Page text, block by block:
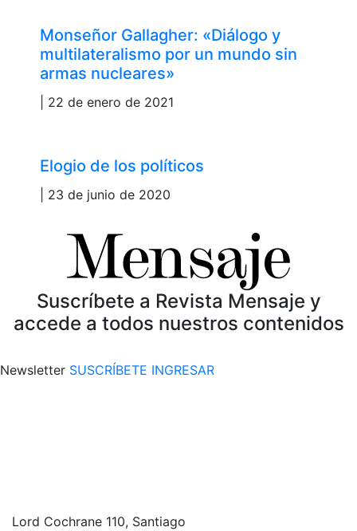
Monseñor Gallagher: «Diálogo y
multilateralismo por un mundo sin
armas nucleares»
| 22 de enero de 2021
Elogio de los políticos
| 23 de junio de 2020
Suscríbete a Revista Mensaje y
accede a todos nuestros contenidos
Newsletter SUSCRÍBETE INGRESAR
Lord Cochrane 110, Santiago